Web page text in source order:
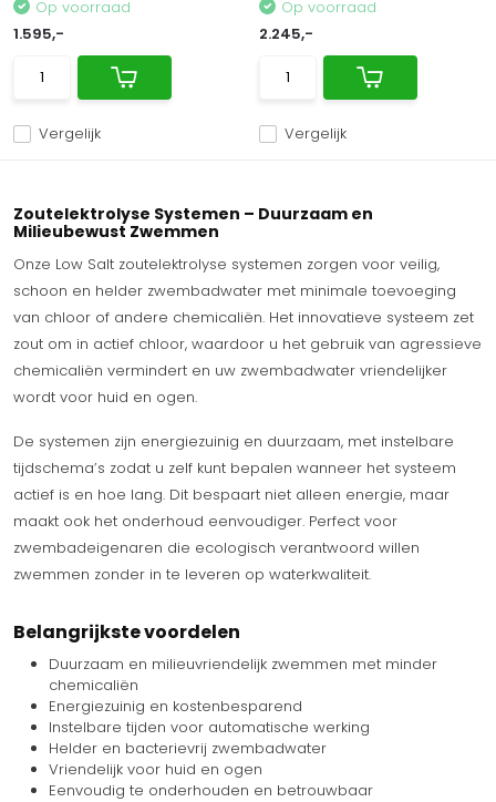
Vergelijk
Op voorraad
1.595,-
Vergelijk
Op voorraad
2.245,-
Zoutelektrolyse Systemen – Duurzaam en
Milieubewust Zwemmen
Onze Low Salt zoutelektrolyse systemen zorgen voor veilig,
schoon en helder zwembadwater met minimale toevoeging
van chloor of andere chemicaliën. Het innovatieve systeem zet
zout om in actief chloor, waardoor u het gebruik van agressieve
chemicaliën vermindert en uw zwembadwater vriendelijker
wordt voor huid en ogen.
De systemen zijn energiezuinig en duurzaam, met instelbare
tijdschema’s zodat u zelf kunt bepalen wanneer het systeem
actief is en hoe lang. Dit bespaart niet alleen energie, maar
maakt ook het onderhoud eenvoudiger. Perfect voor
zwembadeigenaren die ecologisch verantwoord willen
zwemmen zonder in te leveren op waterkwaliteit.
Belangrijkste voordelen
Duurzaam en milieuvriendelijk zwemmen met minder
chemicaliën
Energiezuinig en kostenbesparend
Instelbare tijden voor automatische werking
Helder en bacterievrij zwembadwater
Vriendelijk voor huid en ogen
Eenvoudig te onderhouden en betrouwbaar